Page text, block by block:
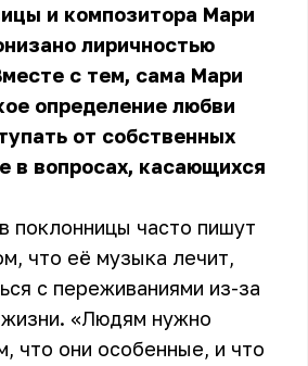
и композитора Мари
лиричностью
с тем, сама Мари
определение любви
от собственных
в вопросах, касающихся
поклонницы часто пишут
что её музыка лечит,
с переживаниями из-за
жизни. «Людям нужно
что они особенные, и что